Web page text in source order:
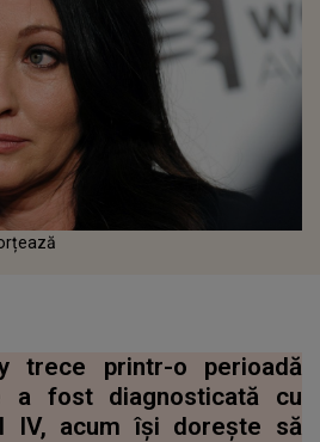
trece printr-o perioadă
a fost diagnosticată cu
IV, acum își dorește să